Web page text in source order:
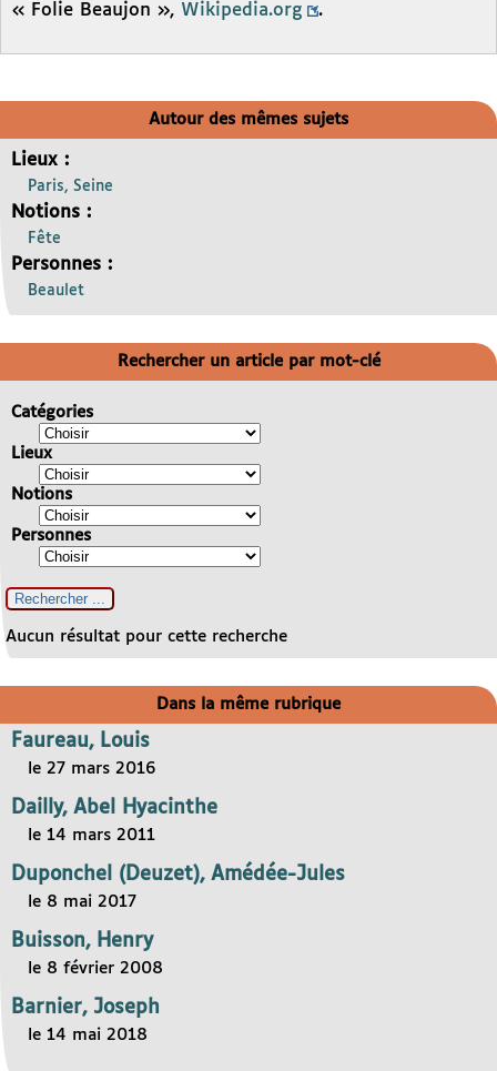
« Folie Beaujon », Wikipedia.org .
Autour des mêmes sujets
Lieux :
Paris, Seine
Notions :
Fête
Personnes :
Beaulet
Rechercher un article par mot-clé
Catégories
Lieux
Notions
Personnes
Aucun résultat pour cette recherche
Dans la même rubrique
Faureau, Louis
le 27 mars 2016
Dailly, Abel Hyacinthe
le 14 mars 2011
Duponchel (Deuzet), Amédée-Jules
le 8 mai 2017
Buisson, Henry
le 8 février 2008
Barnier, Joseph
le 14 mai 2018